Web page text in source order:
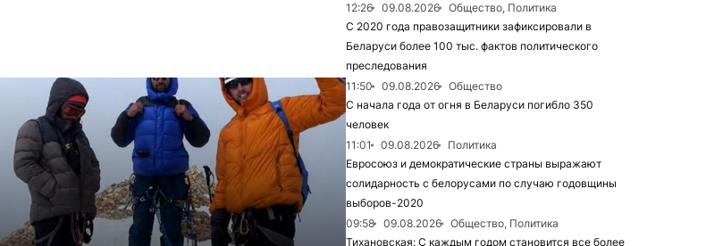
12:26
09.08.2026
Общество, Политика
С 2020 года правозащитники зафиксировали в
Беларуси более 100 тыс. фактов политического
преследования
11:50
09.08.2026
Общество
С начала года от огня в Беларуси погибло 350
человек
11:01
09.08.2026
Политика
Евросоюз и демократические страны выражают
солидарность с белорусами по случаю годовщины
выборов-2020
09:58
09.08.2026
Общество, Политика
Тихановская: С каждым годом становится все более